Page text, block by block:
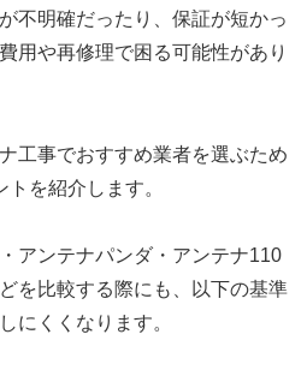
不明確だったり、保証が短かっ
用や再修理で困る可能性があり
工事でおすすめ業者を選ぶため
を紹介します。
アンテナパンダ・アンテナ110
を比較する際にも、以下の基準
にくくなります。